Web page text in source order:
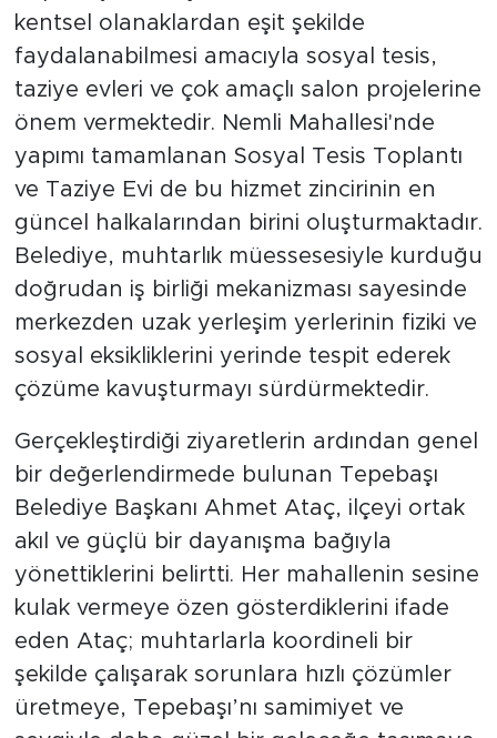
Tepebaşı Belediyesi, kırsal mahallelerin
kentsel olanaklardan eşit şekilde
faydalanabilmesi amacıyla sosyal tesis,
taziye evleri ve çok amaçlı salon projelerine
önem vermektedir. Nemli Mahallesi'nde
yapımı tamamlanan Sosyal Tesis Toplantı
ve Taziye Evi de bu hizmet zincirinin en
güncel halkalarından birini oluşturmaktadır.
Belediye, muhtarlık müessesesiyle kurduğu
doğrudan iş birliği mekanizması sayesinde
merkezden uzak yerleşim yerlerinin fiziki ve
sosyal eksikliklerini yerinde tespit ederek
Gerçekleştirdiği ziyaretlerin ardından genel
bir değerlendirmede bulunan Tepebaşı
Belediye Başkanı Ahmet Ataç, ilçeyi ortak
akıl ve güçlü bir dayanışma bağıyla
yönettiklerini belirtti. Her mahallenin sesine
kulak vermeye özen gösterdiklerini ifade
eden Ataç; muhtarlarla koordineli bir
şekilde çalışarak sorunlara hızlı çözümler
üretmeye, Tepebaşı’nı samimiyet ve